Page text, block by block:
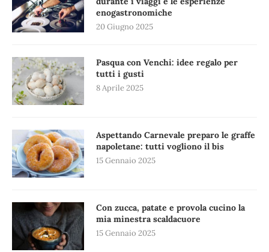
enogastronomiche
20 Giugno 2025
Pasqua con Venchi: idee regalo per
tutti i gusti
8 Aprile 2025
Aspettando Carnevale preparo le graffe
napoletane: tutti vogliono il bis
15 Gennaio 2025
Con zucca, patate e provola cucino la
mia minestra scaldacuore
15 Gennaio 2025